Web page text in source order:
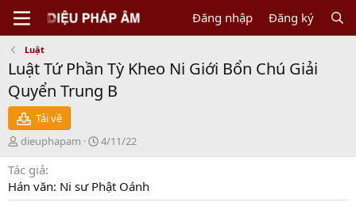
Đăng nhập Đăng ký
Luật
Luật Tứ Phần Tỳ Kheo Ni Giới Bổn Chú Giải
Quyển Trung B
Tải về
N
g
ư
ờ
i
dieuphapam
C
r
a
t
4/11/22
Tác giả
Hán văn: Ni sư Phật Oánh